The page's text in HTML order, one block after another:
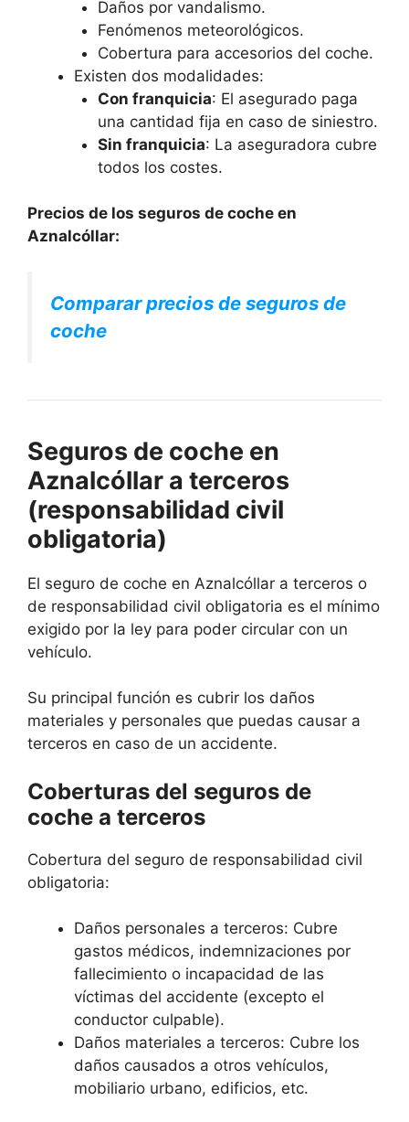
Daños por vandalismo.
Fenómenos meteorológicos.
Cobertura para accesorios del coche.
Existen dos modalidades:
Con franquicia: El asegurado paga
una cantidad fija en caso de siniestro.
Sin franquicia: La aseguradora cubre
todos los costes.
Precios de los seguros de coche en
Aznalcóllar:
Comparar precios de seguros de
coche
Seguros de coche en
Aznalcóllar a terceros
(responsabilidad civil
obligatoria)
El seguro de coche en Aznalcóllar a terceros o
de responsabilidad civil obligatoria es el mínimo
exigido por la ley para poder circular con un
vehículo.
Su principal función es cubrir los daños
materiales y personales que puedas causar a
terceros en caso de un accidente.
Coberturas del seguros de
coche a terceros
Cobertura del seguro de responsabilidad civil
obligatoria:
Daños personales a terceros: Cubre
gastos médicos, indemnizaciones por
fallecimiento o incapacidad de las
víctimas del accidente (excepto el
conductor culpable).
Daños materiales a terceros: Cubre los
daños causados a otros vehículos,
mobiliario urbano, edificios, etc.